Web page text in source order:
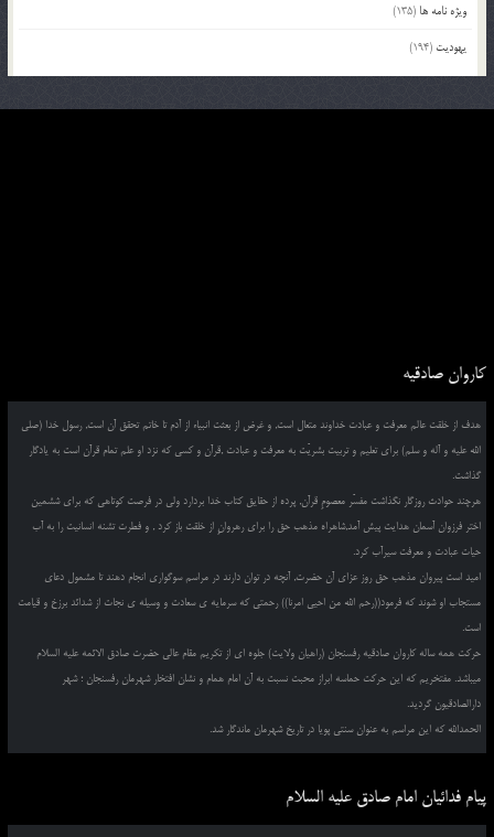
ویژه نامه ها (135)
یهودیت (194)
کاروان صادقیه
هدف از خلقت عالم معرفت و عبادت خداوند متعال است, و غرض از بعثت انبیاء از آدم تا خاتم تحقق آن است, رسول خدا (صلی
الله علیه و آله و سلم) برای تعلیم و تربیت بشریّت به معرفت و عبادت ,قرآن و کسی که نزد او علم تمام قرآن است به یادگار
گذاشت.
هرچند حوادث روزگار نگذاشت مفسّر معصومِ قرآن, پرده از حقایق کتاب خدا بردارد ولی در فرصت کوتاهی که برای ششمین
اختر فرزوان آسمان هدایت پیش آمد,شاهراه مذهب حق را برای رهروانِ از خلقت باز کرد , و فطرت تشنه انسانیت را به آب
حیات عبادت و معرفت سیرآب کرد.
امید است پیروان مذهب حق روز عزای آن حضرت, آنچه در توان دارند در مراسم سوگواری انجام دهند تا مشمول دعای
مستجاب او شوند که فرمود((رحم الله من احیی امرنا)) رحمتی که سرمایه ی سعادت و وسیله ی نجات از شدائد برزخ و قیامت
است.
حرکت همه ساله کاروان صادقیه رفسنجان (راهیان ولایت) جلوه ای از تکریم مقام عالی حضرت صادق الائمه علیه السلام
میباشد. مفتخریم که این حرکت حماسه ابراز محبت نسبت به آن امام همام و نشان افتخار شهرمان رفسنجان ؛ شهر
دارالصادقیون گردید.
الحمدالله که این مراسم به عنوان سنتی پویا در تاریخ شهرمان ماندگار شد.
پیام فدائیان امام صادق علیه السلام